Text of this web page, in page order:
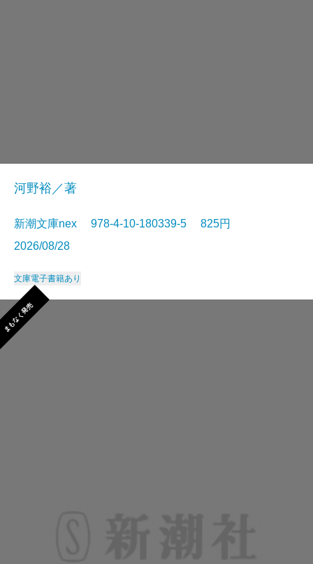
河野裕／著
新潮文庫nex 978-4-10-180339-5 825円
2026/08/28
文庫電子書籍あり
まもなく発売